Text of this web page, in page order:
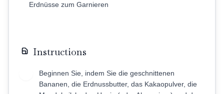
Erdnüsse zum Garnieren
Instructions
Beginnen Sie, indem Sie die geschnittenen
Bananen, die Erdnussbutter, das Kakaopulver, die